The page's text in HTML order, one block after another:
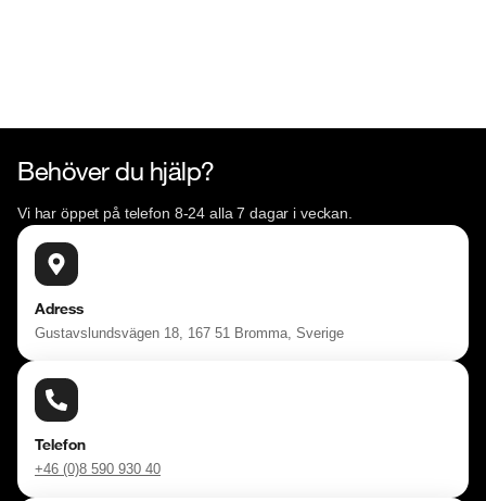
Behöver du hjälp?
Vi har öppet på telefon 8-24 alla 7 dagar i veckan.
Adress
Gustavslundsvägen 18, 167 51 Bromma, Sverige
Telefon
+46 (0)8 590 930 40